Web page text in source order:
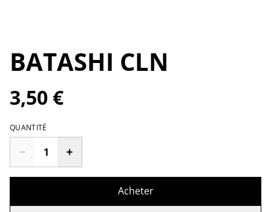
BATASHI CLN
3,50 €
QUANTITÉ
Acheter